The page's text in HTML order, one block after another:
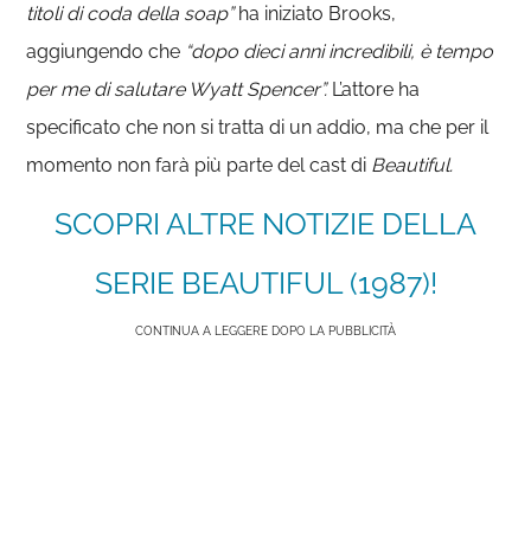
titoli di coda della soap”ha iniziato Brooks,
aggiungendo che “dopo dieci anni incredibili, è tempo
per me di salutare Wyatt Spencer”.L’attore ha
specificato che non si tratta di un addio, ma che per il
momento non farà più parte del cast di Beautiful.
SCOPRI ALTRE NOTIZIE DELLA
SERIE BEAUTIFUL (1987)!
CONTINUA A LEGGERE DOPO LA PUBBLICITÀ